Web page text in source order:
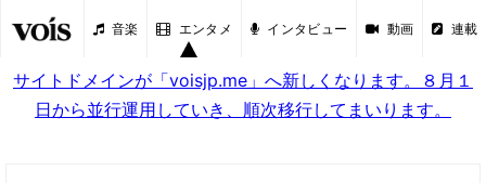
音楽 エンタメ インタビュー 動画 連載
サイトドメインが「voisjp.me」へ新しくなります。８月１
日から並行運用していき、順次移行してまいります。